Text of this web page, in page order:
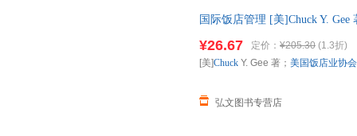
实务，提高饭店经营和管理的
国际饭店管理 [美]Chuck Y.
¥26.67 定价： ¥205.30 (1.3折)
弘文图书专营店
[美]Chuck Y. Gee 著； 美国饭店业协会